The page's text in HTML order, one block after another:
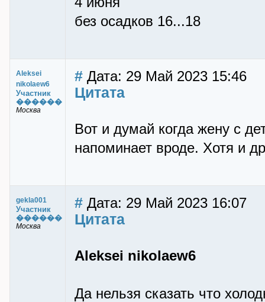
без осадков 16...18
Aleksei
nikolaew6
Участник
������
Москва
# Дата: 29 Май 2023 15:46
Цитата
Вот и думай когда жену с
напоминает вроде. Хотя и
gekla001
Участник
������
Москва
# Дата: 29 Май 2023 16:07
Цитата
Aleksei nikolaew6
Да нельзя сказать что